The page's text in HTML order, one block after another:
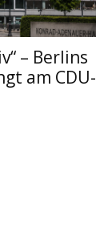
– Berlins
am CDU-